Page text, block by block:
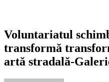
Voluntariatul
transformă
artă stradală-